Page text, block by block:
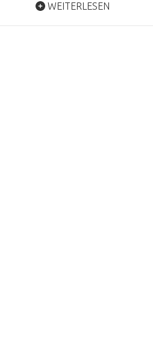
WEITERLESEN